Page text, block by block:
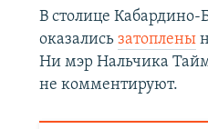
В столице
оказалисьзатоплены
Ни мэр Нальчика
не комментируют.